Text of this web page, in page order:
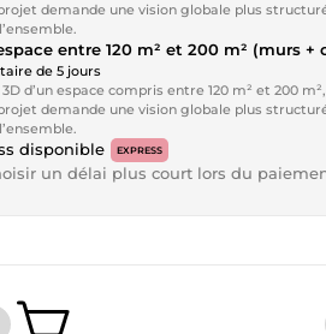
demande une vision globale plus
entre 120 m² et 200 m² (murs
de 5 jours
d’un espace compris entre 120 m² et 200
demande une vision globale plus
disponible EXPRESS
un délai plus court lors du